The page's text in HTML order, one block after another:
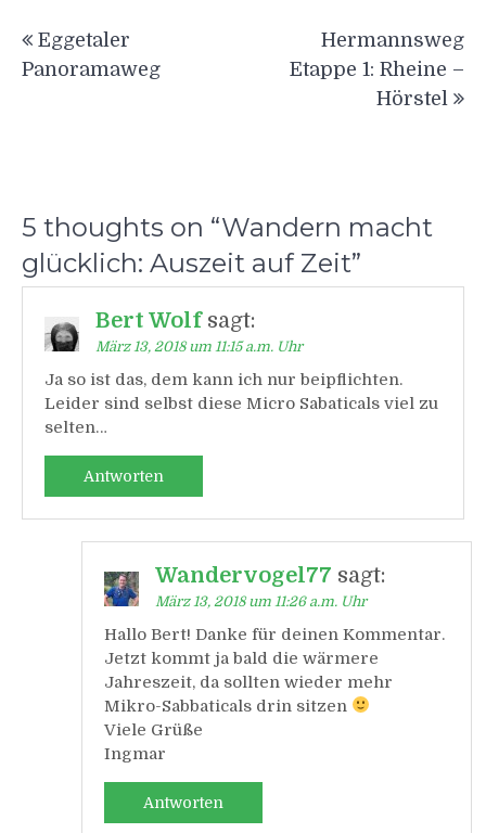
Eggetaler
Panoramaweg
Hermannsweg
Etappe 1: Rheine –
Hörstel
5 thoughts on “Wandern macht
glücklich: Auszeit auf Zeit”
Bert Wolf sagt:
März 13, 2018 um 11:15 a.m. Uhr
Ja so ist das, dem kann ich nur beipflichten.
Leider sind selbst diese Micro Sabaticals viel zu
selten…
Antworten
Wandervogel77 sagt:
März 13, 2018 um 11:26 a.m. Uhr
Hallo Bert! Danke für deinen Kommentar.
Jetzt kommt ja bald die wärmere
Jahreszeit, da sollten wieder mehr
Mikro-Sabbaticals drin sitzen
Viele Grüße
Ingmar
Antworten